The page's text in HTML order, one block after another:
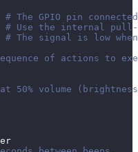
# The GPIO pin
# Use the internal
# The signal is low
of actions to
50% volume